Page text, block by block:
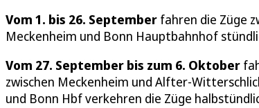
Vom 1. bis 26. September fahren die Züge
Meckenheim und Bonn Hauptbahnhof
Vom 27. September bis zum 6. Oktober
zwischen Meckenheim und Alfter-
und Bonn Hbf verkehren die Züge